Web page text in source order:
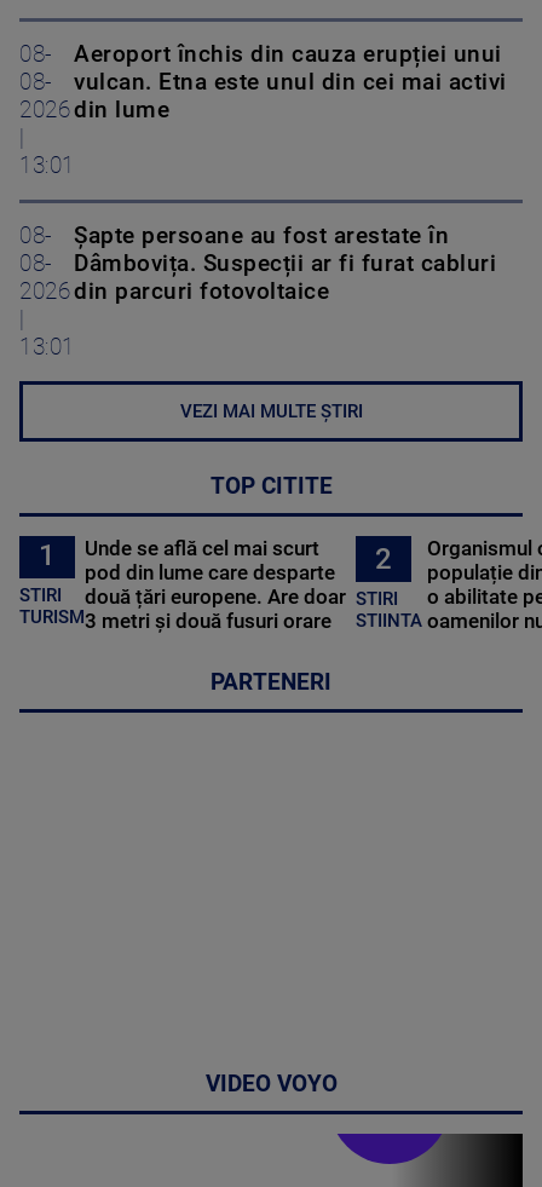
08-
08-
2026
13:01
Aeroport închis din cauza erupției unui
vulcan. Etna este unul din cei mai activi
din lume
08-
08-
2026
13:01
Șapte persoane au fost arestate în
Dâmbovița. Suspecții ar fi furat cabluri
din parcuri fotovoltaice
VEZI MAI MULTE ȘTIRI
TOP CITITE
1
STIRI
TURISM
Unde se află cel mai scurt
pod din lume care desparte
două țări europene. Are doar
3 metri și două fusuri orare
2
STIRI
STIINTA
Organismul
populație
o abilitate
oamenilor
PARTENERI
VIDEO VOYO